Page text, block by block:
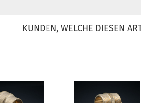
KUNDEN, WELCHE DIESEN